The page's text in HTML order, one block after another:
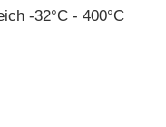
-32°C - 400°C